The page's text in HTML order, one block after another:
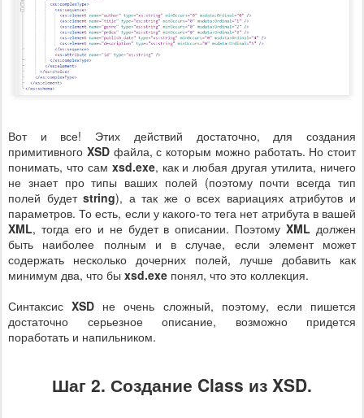
Вот и все! Этих действий достаточно, для создания
примитивного XSD файла, с которым можно работать. Но стоит
понимать, что сам xsd.exe, как и любая другая утилита, ничего
не знает про типы ваших полей (поэтому почти всегда тип
полей будетstring), а так же о всех вариациях атрибутов и
параметров. То есть, если у какого-то тега нет атрибута в вашей
XML, тогда его и не будет в описании. ПоэтомуXMLдолжен
быть наиболее полным и в случае, если элемент может
содержать несколько дочерних полей, лучше добавить как
минимум два, что бы xsd.exe понял, что это коллекция.
СинтаксисXSD не очень сложный, поэтому, если пишется
достаточно серьезное описание, возможно придется
поработать и напильником.
Шаг 2. Создание Class из XSD.